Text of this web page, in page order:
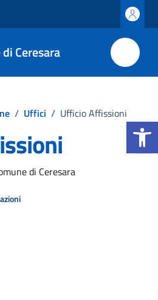
Apri la
Ceresara
/ Uffici / Ufficio Affissioni
di Ceresara